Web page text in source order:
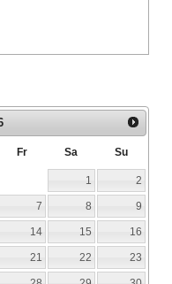
Fr Sa Su
1 2
7 8 9
14 15 16
21 22 23